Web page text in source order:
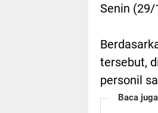
Senin (29/
tersebut,
personil
Baca